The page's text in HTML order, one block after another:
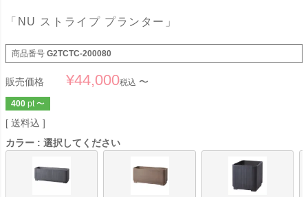
「NU ストライプ プランター」
商品番号 G2TCTC-200080
販売価格 ¥44,000税込 〜
400 pt 〜
送料込
カラー
選択してください